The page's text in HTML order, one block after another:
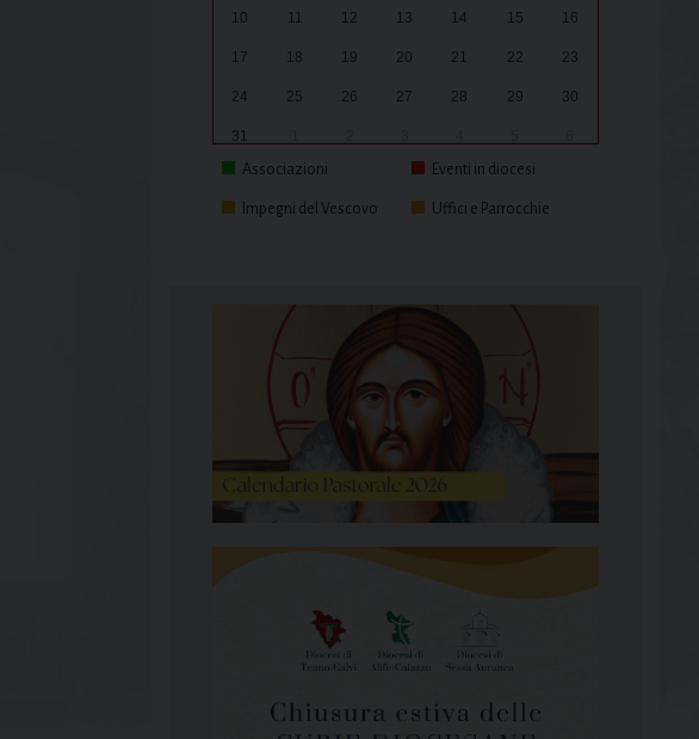
10 11 12 13 14 15 16
17 18 19 20 21 22 23
24 25 26 27 28 29 30
31
Associazioni
Eventi in diocesi
Impegni del Vescovo Uffici e Parrocchie